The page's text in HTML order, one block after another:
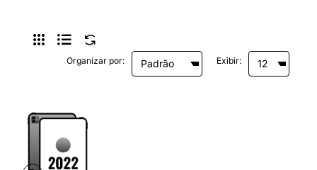
Organizar por: Exibir: